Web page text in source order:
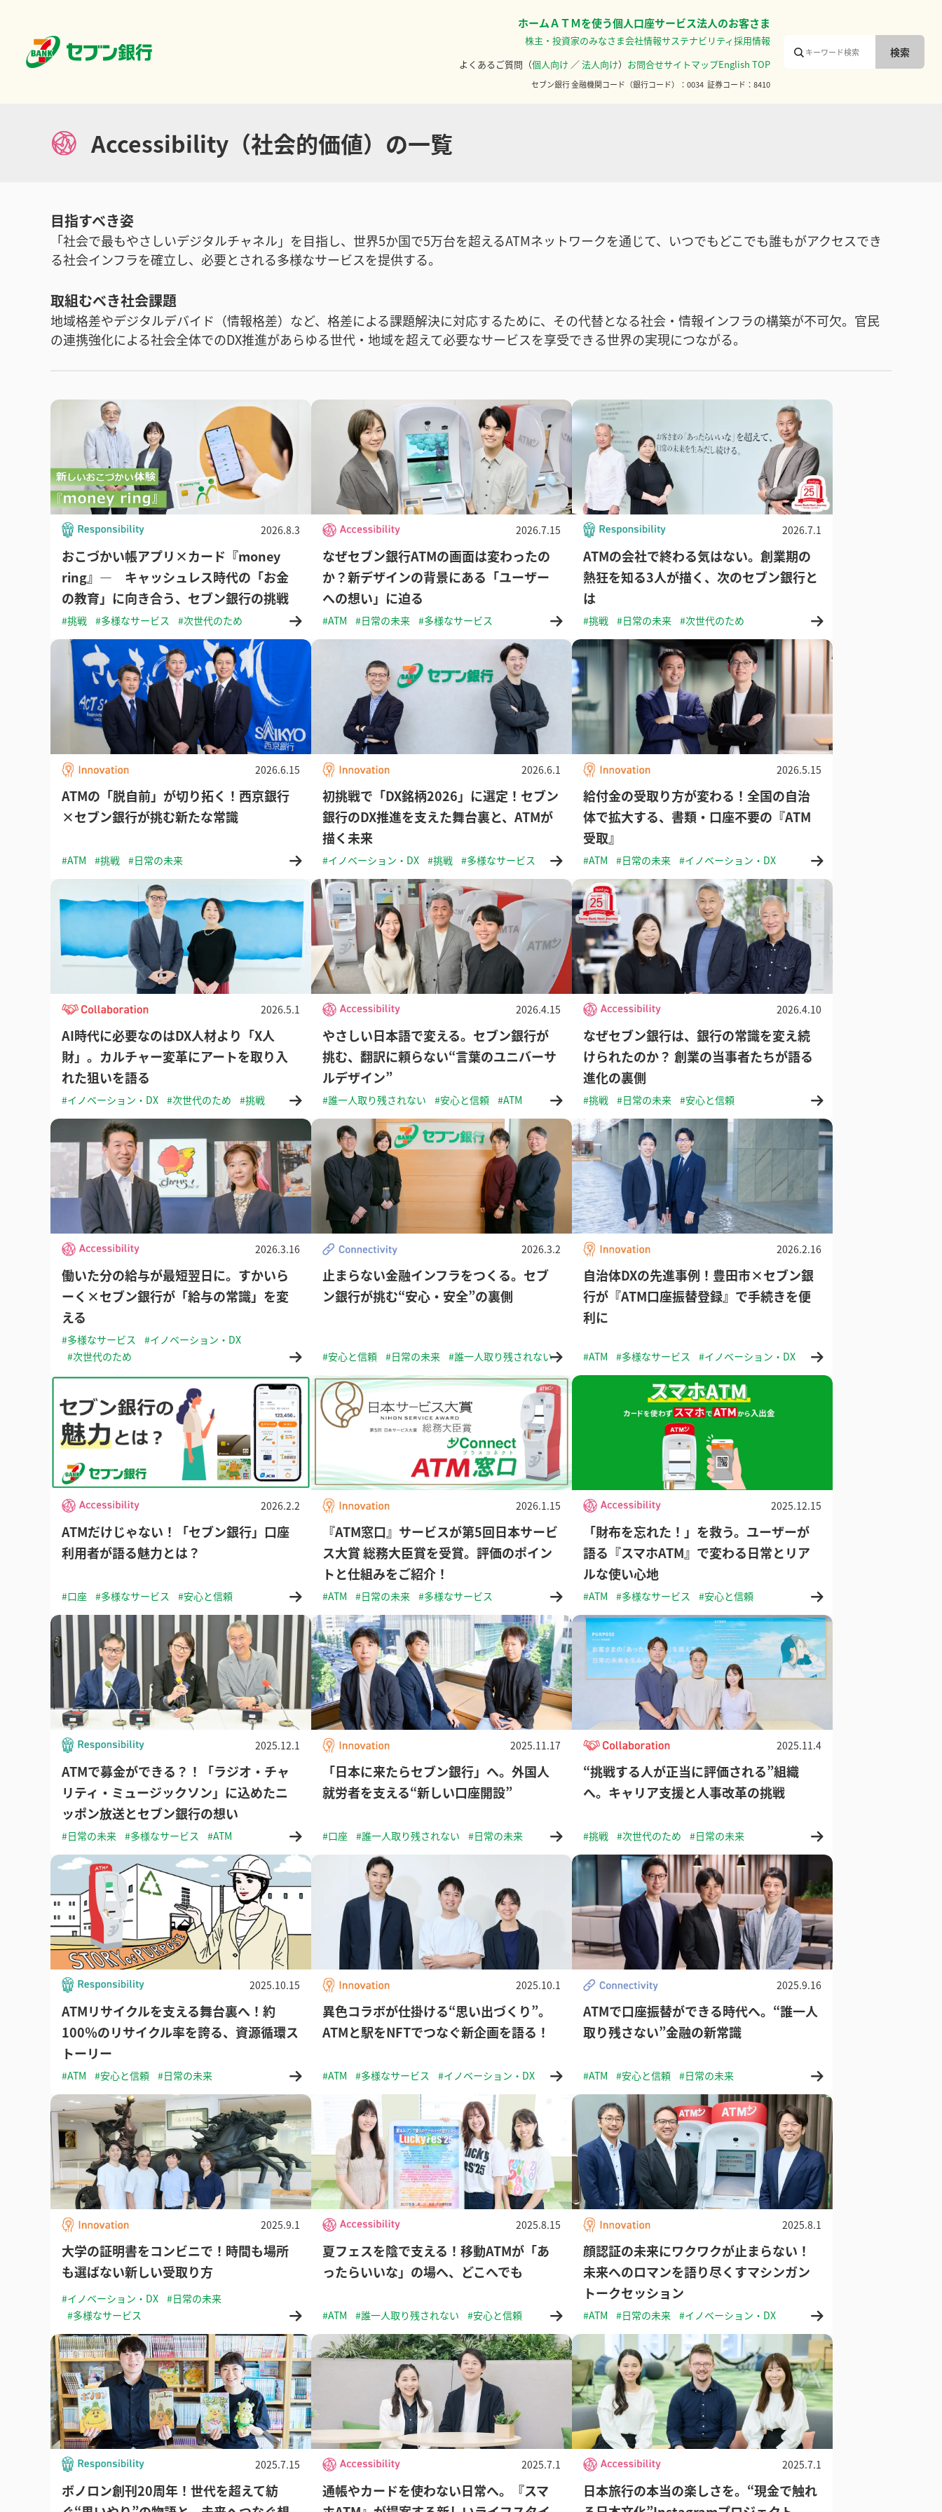
ホームＡＴＭを使う個人口座サービス法人のお客さま
株主・投資家のみなさま会社情報サステナビリティ採用情報
よくあるご質問（個人向け ／法人向け） お問合せサイトマップEnglish TOP
セブン銀行 金融機関コード（銀行コード） 0034 証券コード 8410
Accessibility（社会的価値）の一覧
目指すべき姿
「社会で最もやさしいデジタルチャネル」を目指し、世界5か国で5万台を超えるATMネットワークを通じて、いつでもどこでも誰もがアクセスでき
る社会インフラを確立し、必要とされる多様なサービスを提供する。
取組むべき社会課題
地域格差やデジタルデバイド（情報格差）など、格差による課題解決に対応するために、その代替となる社会・情報インフラの構築が不可欠。官民
の連携強化による社会全体でのDX推進があらゆる世代・地域を超えて必要なサービスを享受できる世界の実現につながる。
2026.8.3
おこづかい帳アプリ×カード『money
ring』― キャッシュレス時代の「お金
の教育」に向き合う、セブン銀行の挑戦
#挑戦 #多様なサービス #次世代のため
2026.7.15
なぜセブン銀行ATMの画面は変わったの
か？新デザインの背景にある「ユーザー
への想い」に迫る
#ATM #日常の未来 #多様なサービス
2026.7.1
ATMの会社で終わる気はない。創業期の
熱狂を知る3人が描く、次のセブン銀行と
は
#挑戦 #日常の未来 #次世代のため
2026.6.15
ATMの「脱自前」が切り拓く！西京銀行
×セブン銀行が挑む新たな常識
#ATM #挑戦 #日常の未来
2026.6.1
初挑戦で「DX銘柄2026」に選定！セブン
銀行のDX推進を支えた舞台裏と、ATMが
描く未来
#イノベーション・DX #挑戦 #多様なサービス
2026.5.15
給付金の受取り方が変わる！全国の自治
体で拡大する、書類・口座不要の『ATM
受取』
#ATM #日常の未来 #イノベーション・DX
2026.5.1
AI時代に必要なのはDX人材より「X人
財」。カルチャー変革にアートを取り入
れた狙いを語る
#イノベーション・DX #次世代のため #挑戦
2026.4.15
やさしい日本語で変える。セブン銀行が
挑む、翻訳に頼らない“言葉のユニバーサ
ルデザイン”
#誰一人取り残されない #安心と信頼 #ATM
2026.4.10
なぜセブン銀行は、銀行の常識を変え続
けられたのか？ 創業の当事者たちが語る
進化の裏側
#挑戦 #日常の未来 #安心と信頼
2026.3.16
働いた分の給与が最短翌日に。すかいら
ーく×セブン銀行が「給与の常識」を変
える
#多様なサービス
#イノベーション・DX
#次世代のため
2026.3.2
止まらない金融インフラをつくる。セブ
ン銀行が挑む“安心・安全”の裏側
#安心と信頼 #日常の未来 #誰一人取り残されない
2026.2.16
自治体DXの先進事例！豊田市×セブン銀
行が『ATM口座振替登録』で手続きを便
利に
#ATM #多様なサービス #イノベーション・DX
2026.2.2
ATMだけじゃない！「セブン銀行」口座
利用者が語る魅力とは？
#口座 #多様なサービス #安心と信頼
2026.1.15
『ATM窓口』サービスが第5回日本サービ
ス大賞 総務大臣賞を受賞。評価のポイン
トと仕組みをご紹介！
#ATM #日常の未来 #多様なサービス
2025.12.15
「財布を忘れた！」を救う。ユーザーが
語る『スマホATM』で変わる日常とリア
ルな使い心地
#ATM #多様なサービス #安心と信頼
2025.12.1
ATMで募金ができる？！「ラジオ・チャ
リティ・ミュージックソン」に込めたニ
ッポン放送とセブン銀行の想い
#日常の未来 #多様なサービス #ATM
2025.11.17
「日本に来たらセブン銀行」へ。外国人
就労者を支える“新しい口座開設”
#口座 #誰一人取り残されない #日常の未来
2025.11.4
“挑戦する人が正当に評価される”組織
へ。キャリア支援と人事改革の挑戦
#挑戦 #次世代のため #日常の未来
2025.10.15
ATMリサイクルを支える舞台裏へ！約
100％のリサイクル率を誇る、資源循環ス
トーリー
#ATM #安心と信頼 #日常の未来
2025.10.1
異色コラボが仕掛ける“思い出づくり”。
ATMと駅をNFTでつなぐ新企画を語る！
#ATM #多様なサービス #イノベーション・DX
2025.9.16
ATMで口座振替ができる時代へ。“誰一人
取り残さない”金融の新常識
#ATM #安心と信頼 #日常の未来
2025.9.1
大学の証明書をコンビニで！時間も場所
も選ばない新しい受取り方
#イノベーション・DX #日常の未来
#多様なサービス
2025.8.15
夏フェスを陰で支える！移動ATMが「あ
ったらいいな」の場へ、どこへでも
#ATM #誰一人取り残されない #安心と信頼
2025.8.1
顔認証の未来にワクワクが止まらない！
未来へのロマンを語り尽くすマシンガン
トークセッション
#ATM #日常の未来 #イノベーション・DX
2025.7.15
ボノロン創刊20周年！世代を超えて紡
2025.7.1
通帳やカードを使わない日常へ。『スマ
2025.7.1
日本旅行の本当の楽しさを。“現金で触れ